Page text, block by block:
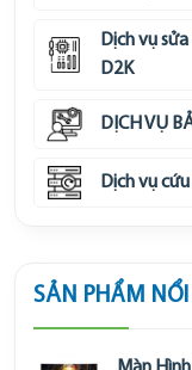
Dịch vụ
D2K
DỊCH VỤ
Dịch vụ
SẢN PHẨM NỔI